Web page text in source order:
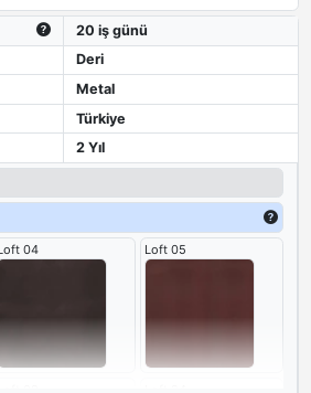
20 iş günü
Deri
Metal
Türkiye
2 Yıl
04 Loft 05